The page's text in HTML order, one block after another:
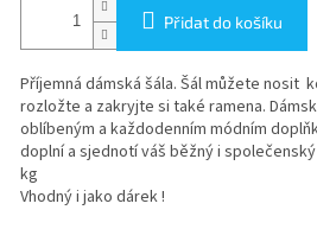
Přidat do košíku
Příjemná dámská šála. Šál můžete nosit
rozložte a zakryjte si také ramena.
oblíbeným a každodenním módním
doplní a sjednotí váš běžný i
kg
Vhodný i jako dárek !